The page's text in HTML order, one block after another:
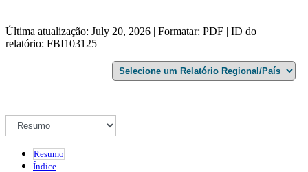
Última atualização: July 20, 2026 | Formatar: PDF | ID do
relatório: FBI103125
Resumo
Índice